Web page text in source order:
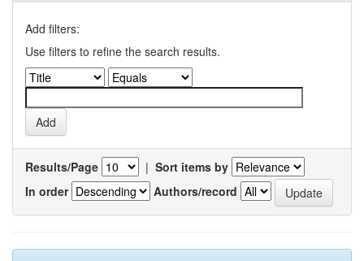
Add filters:
Use filters to refine the search results.
Results/Page | Sort items by
In order
Authors/record